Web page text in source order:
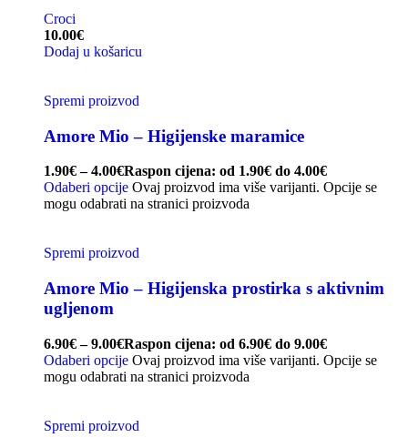
Croci
10.00€
Dodaj u košaricu
Spremi proizvod
Amore Mio – Higijenske maramice
1.90€ – 4.00€Raspon cijena: od 1.90€ do 4.00€
Odaberi opcije Ovaj proizvod ima više varijanti. Opcije se
mogu odabrati na stranici proizvoda
Spremi proizvod
Amore Mio – Higijenska prostirka s aktivnim
ugljenom
6.90€ – 9.00€Raspon cijena: od 6.90€ do 9.00€
Odaberi opcije Ovaj proizvod ima više varijanti. Opcije se
mogu odabrati na stranici proizvoda
Spremi proizvod